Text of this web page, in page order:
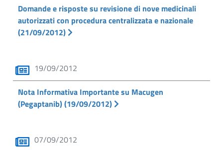
Domande e risposte su revisione di nove medicinali
autorizzati con procedura centralizzata e nazionale
(21/09/2012)
19/09/2012
Nota Informativa Importante su Macugen
(Pegaptanib) (19/09/2012)
07/09/2012